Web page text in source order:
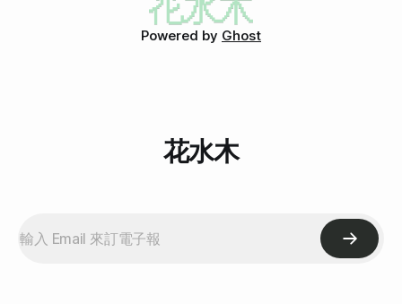
Powered by Ghost
花水木